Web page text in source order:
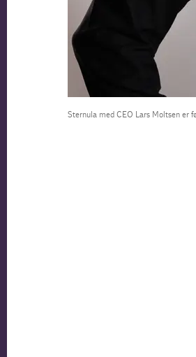
Sternula med CEO Lars Moltsen er